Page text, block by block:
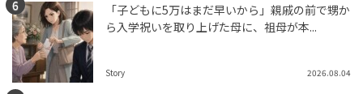
「子どもに5万はまだ早いから」親戚の前で甥か
ら入学祝いを取り上げた母に、祖母が本...
Story 2026.08.04